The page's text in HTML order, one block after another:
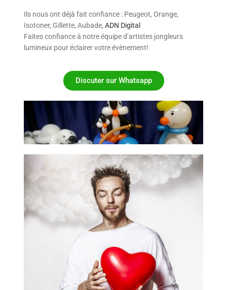
Ils nous ont déjà fait confiance : Peugeot, Orange,
Isotoner, Gillette, Aubade, ADN Digital
Faites confiance à notre équipe d’artistes jongleurs
lumineux pour éclairer votre évènement!
Discuter sur Whatsapp